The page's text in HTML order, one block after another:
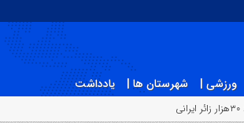
ورزشی | شهرستان ها | یادداشت